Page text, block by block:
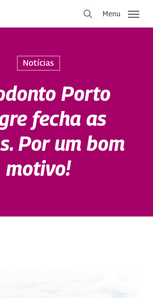
Menu
Notícias
Porto
fecha as
Por um bom
motivo!